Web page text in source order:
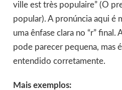
ville est très populaire” (O
popular). A pronúncia aqui é
uma ênfase clara no “r” final.
pode parecer pequena, mas
entendido corretamente.
Mais exemplos: